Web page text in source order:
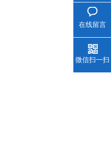
在线留言
微信扫一扫